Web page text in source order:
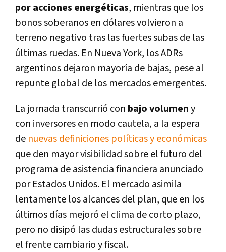
por acciones energéticas, mientras que los
bonos soberanos en dólares volvieron a
terreno negativo tras las fuertes subas de las
últimas ruedas. En Nueva York, los ADRs
argentinos dejaron mayoría de bajas, pese al
repunte global de los mercados emergentes.
La jornada transcurrió con bajo volumeny
con inversores en modo cautela, a la espera
de nuevas definiciones políticas y económicas
que den mayor visibilidad sobre el futuro del
programa de asistencia financiera anunciado
por Estados Unidos. El mercado asimila
lentamente los alcances del plan, que en los
últimos días mejoró el clima de corto plazo,
pero no disipó las dudas estructurales sobre
el frente cambiario y fiscal.